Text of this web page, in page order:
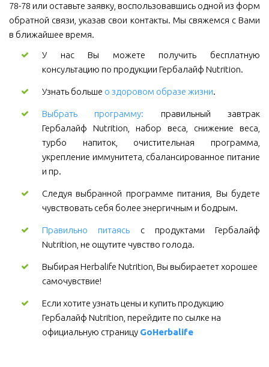
78-78 или оставьте заявку, воспользовавшись одной из форм
обратной связи, указав свои контакты. Мы свяжемся с Вами
в ближайшее время.
У нас Вы можете получить бесплатную
консультацию по продукции Гербалайф Nutrition.
Узнать больше о здоровом образе жизни.
Выбрать программу: правильный завтрак
Гербалайф Nutrition, набор веса, снижение веса,
турбо напиток, очистительная программа,
укрепление иммунитета, сбалансированное питание
и пр.
Следуя выбранной программе питания, Вы будете
чувствовать себя более энергичным и бодрым.
Правильно питаясь с продуктами Гербалайф
Nutrition, не ощутите чувство голода.
Выбирая Herbalife Nutrition, Вы выбираетет хорошее
самочувствие!
Если хотите узнать цены и купить продукцию
Гербалайф Nutrition, перейдите по сылке на
официальную страницу GoHerbalife